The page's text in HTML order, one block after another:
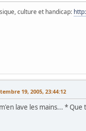
culture et handicap:
19, 2005, 23:44:12
lave les mains... *